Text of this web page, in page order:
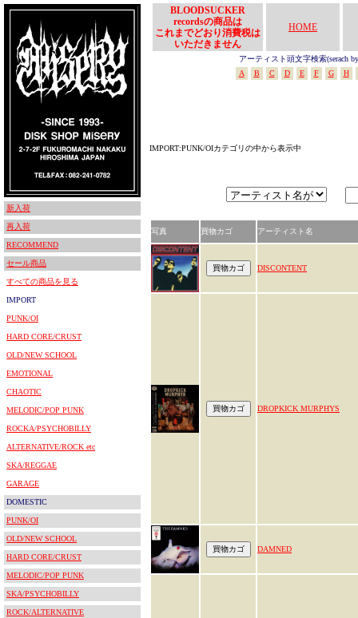
新入荷
再入荷
RECOMMEND
セール商品
すべての商品を見る
IMPORT
PUNK/OI
HARD CORE/CRUST
OLD/NEW SCHOOL
EMOTIONAL
CHAOTIC
MELODIC/POP PUNK
ROCKA/PSYCHOBILLY
ALTERNATIVE/ROCK etc
SKA/REGGAE
GARAGE
DOMESTIC
PUNK/OI
OLD/NEW SCHOOL
HARD CORE/CRUST
MELODIC/POP PUNK
SKA/PSYCHOBILLY
ROCK/ALTERNATIVE
BLOODSUCKER
recordsの商品は
これまでどおり消費税は
いただきません
HOME
アーティスト頭文字検索(serach
A
B C D E F G H
IMPORT:PUNK/OIカテゴリの中から表示中
写真 買物カゴ アーティスト名
DISCONTENT
DROPKICK MURPHYS
DAMNED